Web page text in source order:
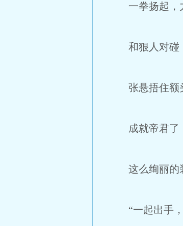
一拳扬起，力
和狠人对碰，
张悬捂住额
成就帝君了
这么绚丽的装
“一起出手，